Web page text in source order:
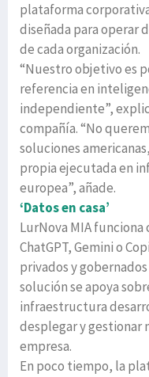
plataforma
diseñada para
de cada organización.
“Nuestro objetivo es
referencia en
independiente”,
compañía. “No
soluciones
propia ejecutada en
europea”, añade.
‘Datos en casa’
LurNova MIA
ChatGPT, Gemini o
privados y
solución se apoya
infraestructura
desplegar y gestionar
empresa.
En poco tiempo, la